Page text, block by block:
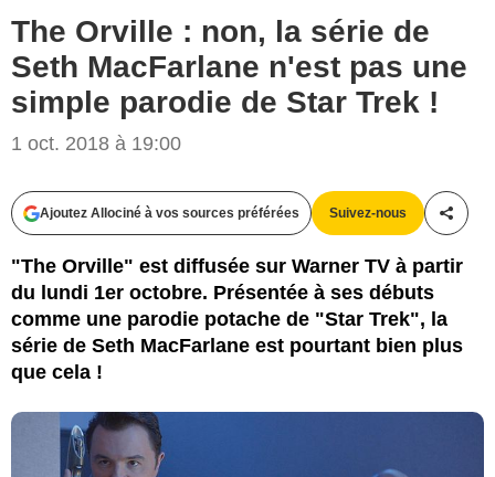
The Orville : non, la série de
Seth MacFarlane n'est pas une
simple parodie de Star Trek !
1 oct. 2018 à 19:00
Ajoutez Allociné à vos sources préférées Suivez-nous
"The Orville" est diffusée sur Warner TV à partir
du lundi 1er octobre. Présentée à ses débuts
comme une parodie potache de "Star Trek", la
série de Seth MacFarlane est pourtant bien plus
que cela !
Fox